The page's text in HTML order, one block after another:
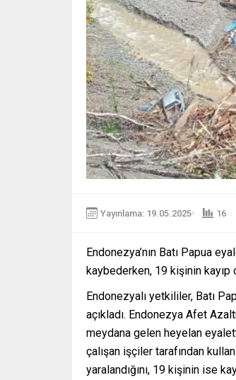
Yayınlama: 19.05.2025 16
Endonezya’nın Batı Papua
kaybederken, 19 kişinin
Endonezyalı yetkililer, Batı
açıkladı. Endonezya Afet
meydana gelen heyelan
çalışan işçiler tarafından
yaralandığını, 19 kişinin ise